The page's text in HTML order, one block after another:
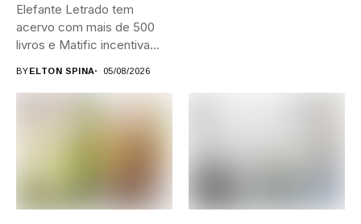
Elefante Letrado tem
acervo com mais de 500
livros e Matific incentiva...
BYELTON SPINA 05/08/2026